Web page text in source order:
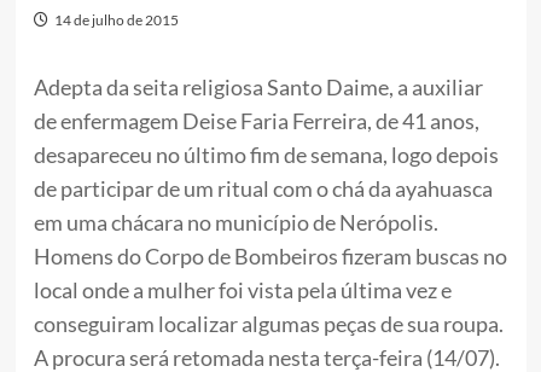
14 de julho de 2015
Adepta da seita religiosa Santo Daime, a auxiliar
de enfermagem Deise Faria Ferreira, de 41 anos,
desapareceu no último fim de semana, logo depois
de participar de um ritual com o chá da ayahuasca
em uma chácara no município de Nerópolis.
Homens do Corpo de Bombeiros fizeram buscas no
local onde a mulher foi vista pela última vez e
conseguiram localizar algumas peças de sua roupa.
A procura será retomada nesta terça-feira (14/07).